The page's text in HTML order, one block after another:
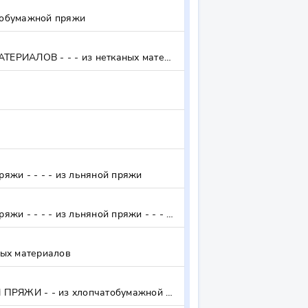
пряжи
БЕЛЬЕ ПОСТЕЛЬНОЕ НАПЕЧАТАННОЕКАНЕЙ ПРОЧЕЕ ИЗ ХИМИЧЕСКИХ НИТЕЙ ИЗ НЕТКАНЫХ МАТЕРИАЛОВ - - - из нетканых материалов
- - - - из льняной пряжи
БЕЛЬЕ ПОСТЕЛЬНОЕ ПРОЧЕЕ ИЗ ЛЬНЯНОЙ ПРЯЖИ ИЛИ ИЗ ВОЛОКНА РАМИ - - - - из льняной пряжи - - - - из льняной пряжи - - - - из волокна рами - - - - из волокна рами
материалов
БЕЛЬЕ ПОСТЕЛЬНОЕ, СТОЛОВОЕ, ТУАЛЕТНОЕ И КУХОННОЕ, ПРОЧЕЕ, ИЗ ХЛОПЧАТОБУМАЖНОЙ ПРЯЖИ - - из хлопчатобумажной пряжи